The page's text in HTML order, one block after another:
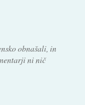
obnašali, in
ni nič